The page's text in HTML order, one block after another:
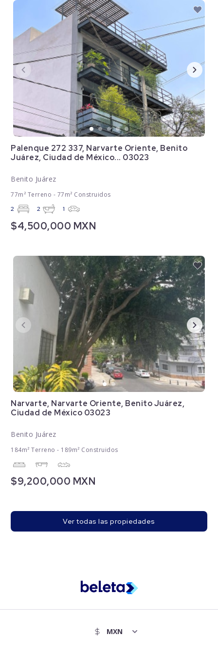
Palenque 272 337, Narvarte Oriente, Benito
Juárez, Ciudad de México... 03023
Benito Juárez
77m² Terreno - 77m² Construidos
2 2 1
$4,500,000 MXN
Narvarte, Narvarte Oriente, Benito Juárez,
Ciudad de México 03023
Benito Juárez
184m² Terreno - 189m² Construidos
$9,200,000 MXN
Ver todas las propiedades